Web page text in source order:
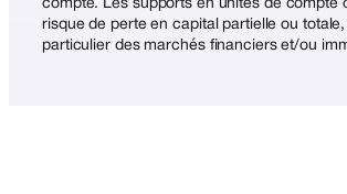
compte. Les supports en unités de compte
risque de perte en capital partielle ou
particulier des marchés financiers et/ou